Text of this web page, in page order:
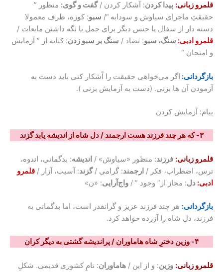
قلمرو زبانی: پیدا کردن: آشکار کردن /گفت و گوی: منظور ”
حقیقتِ ماجرای سیاوش و سودابه “/ سبو: کوزه، ظرف معمولا
دسته دار از سفال یا جنس دیگر برای حمل یا نگه داشتن مایعات /
قلمرو ادبی: سنگ، سبو: تضاد / سنگ بر سبو زدن: کنایه از ” آزمایش
و امتحان “
بازگردانی: اگر می‌خواهی حقیقت را آَشکار کنی باید دست به
آزمودن آن ها بزنی. (دست به آزمایش بزنی ).
پیام: آزمایش کردن
۳- که هر چند فرزند هست ارجمند / دل شاه از اندیشه یابد گزند
قلمرو زبانی: فرزند: منظور «سیاوش» / اندیشه: بدگمانی، اندوه،
ترس، اضطراب، فکر / ارجمند: گرامی /گزند: آسیب، آزار / قلمرو
ادبی: دل: مجاز از” وجود ” / واج‌آرایی: «ن»
بازگردانی: هر چند فرزند عزیز و گرانقدر است، اما بدگمانی به
فرزند، دل شاه را آزرده خواهد کرد.
۴- وزین دخترِ شاه هاماوران / پراندیشه گشتی به دیگر کران
قلمرو زبانی: وزین: و از این / هاماوران: نامِ کشوری قدیمی. شکلِ